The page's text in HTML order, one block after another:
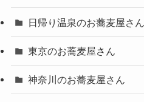
日帰り温泉のお蕎麦屋さん
東京のお蕎麦屋さん
神奈川のお蕎麦屋さん